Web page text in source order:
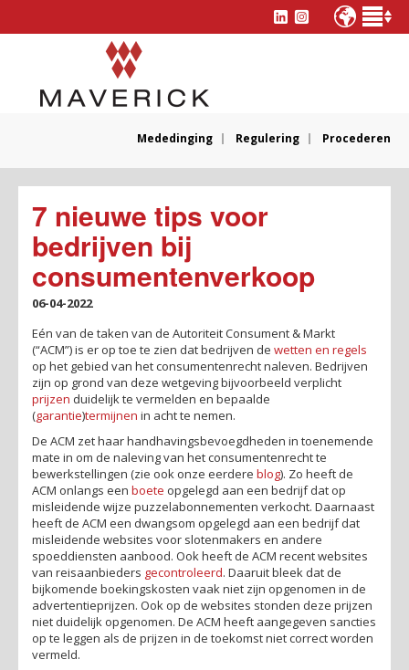
Mededinging Regulering Procederen
7 nieuwe tips voor
bedrijven bij
consumentenverkoop
06-04-2022
Eén van de taken van de Autoriteit Consument & Markt
(“ACM”) is er op toe te zien dat bedrijven de wetten en regels
op het gebied van het consumentenrecht naleven. Bedrijven
zijn op grond van deze wetgeving bijvoorbeeld verplicht
prijzen duidelijk te vermelden en bepaalde
(garantie)termijnen in acht te nemen.
De ACM zet haar handhavingsbevoegdheden in toenemende
mate in om de naleving van het consumentenrecht te
bewerkstellingen (zie ook onze eerdere blog). Zo heeft de
ACM onlangs een boete opgelegd aan een bedrijf dat op
misleidende wijze puzzelabonnementen verkocht. Daarnaast
heeft de ACM een dwangsom opgelegd aan een bedrijf dat
misleidende websites voor slotenmakers en andere
spoeddiensten aanbood. Ook heeft de ACM recent websites
van reisaanbieders gecontroleerd. Daaruit bleek dat de
bijkomende boekingskosten vaak niet zijn opgenomen in de
advertentieprijzen. Ook op de websites stonden deze prijzen
niet duidelijk opgenomen. De ACM heeft aangegeven sancties
op te leggen als de prijzen in de toekomst niet correct worden
vermeld.